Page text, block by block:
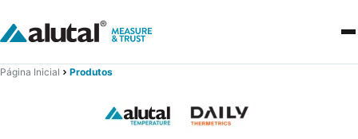
Página Inicial Produtos